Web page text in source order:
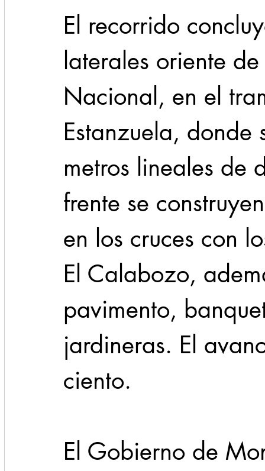
El recorrido
laterales oriente
Nacional, en el
Estanzuela,
metros lineales de
frente se
en los cruces con
El Calabozo,
pavimento,
jardineras. El
ciento.
El Gobierno de